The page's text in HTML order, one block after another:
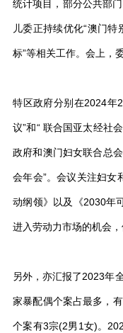
统计项目，部分公共部
儿委正持续优化“澳门
标”等相关工作。会上，
特区政府分别在2024年
议”和“ 联合国亚太经社
政府和澳门妇女联合总
会年会”。会议关注妇女
动纲领》以及《2030年
进入劳动力市场的机会
另外，亦汇报了2023年
家暴配偶个案占最多，
个案有3宗(2男1女)。